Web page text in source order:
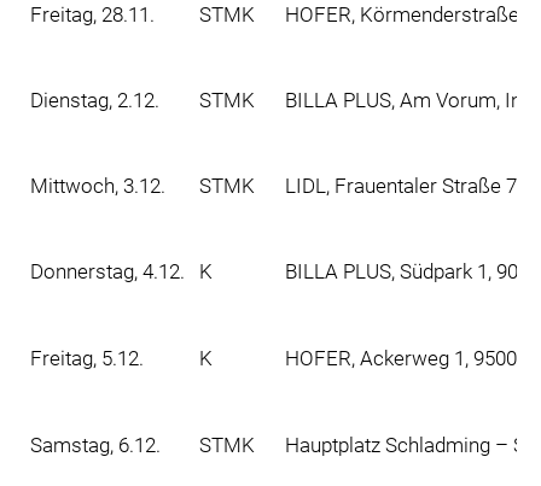
Freitag, 28.11. STMK HOFER, Körmenderstraße
Dienstag, 2.12. STMK BILLA PLUS, Am Vorum,
Mittwoch, 3.12. STMK LIDL, Frauentaler Straße
Donnerstag, 4.12. K BILLA PLUS, Südpark 1,
Freitag, 5.12. K HOFER, Ackerweg 1, 9500
Samstag, 6.12. STMK Hauptplatz Schladming –